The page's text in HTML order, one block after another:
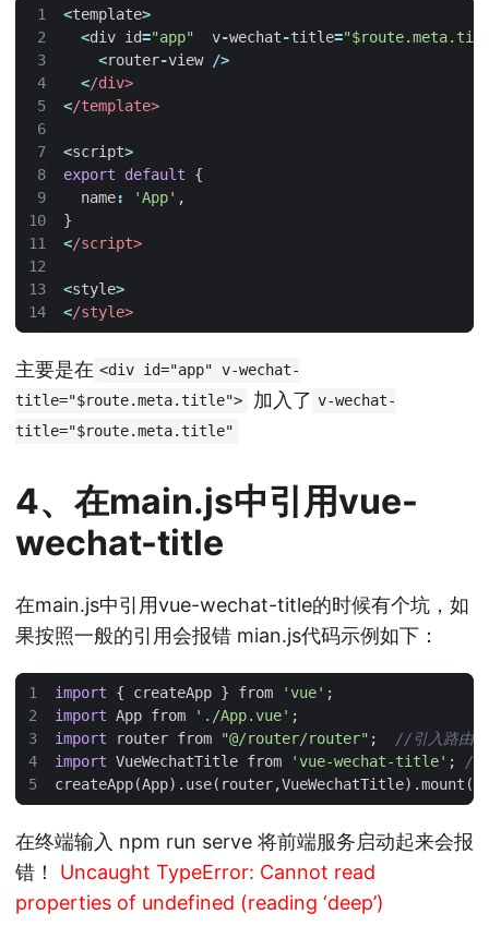
<template>
<div id="app" v-wechat-title=
<router-view
/>
</div>
</template>
<script>
export
default
{
name: 'App' ,
}
</script>
<style>
</style>
主要是在 <div id="app" v-wechat-
title="$route.meta.title">
加入了 v-wechat-
title="$route.meta.title"
4、在main.js中引用vue-
wechat-title
在main.js中引用vue-wechat-title的时候有个坑，如
果按照一般的引用会报错 mian.js代码示例如下：
import { createApp } from 'vue' ;
import App from './App.vue' ;
import
router from "@/router/router" ;
import VueWechatTitle from 'vue-wechat-title' ;
createApp(App). use( router,VueWechatTitle).mount (
在终端输入 npm run serve 将前端服务启动起来会报
错！ Uncaught TypeError: Cannot read
properties of undefined (reading ‘deep’)